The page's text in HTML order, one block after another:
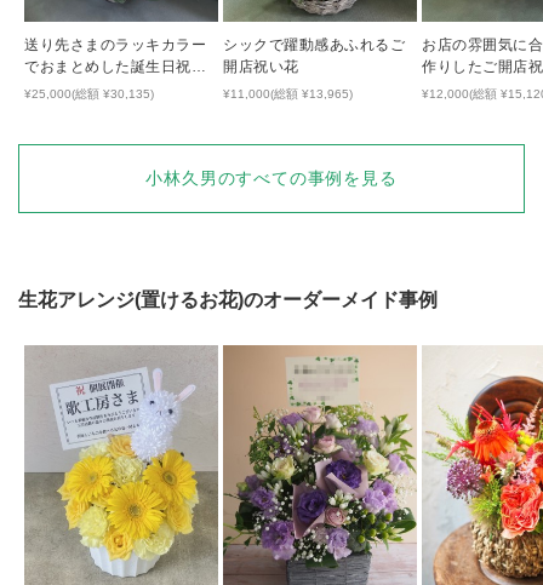
送り先さまのラッキカラー
でおまとめした誕生日祝い
のアレンジ
¥25,000(総額 ¥30,135)
シックで躍動感あふれるご
開店祝い花
¥11,000(総額 ¥13,965)
お店の雰囲気に
作りしたご開店
¥12,000(総額
小林久男のすべての事例を見る
生花アレンジ(置けるお花)のオーダーメイド事例